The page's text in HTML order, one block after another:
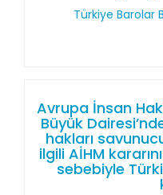
Türkiye Barolar
Avrupa İnsan
Büyük
hakları
ilgili AİHM
sebebiyle